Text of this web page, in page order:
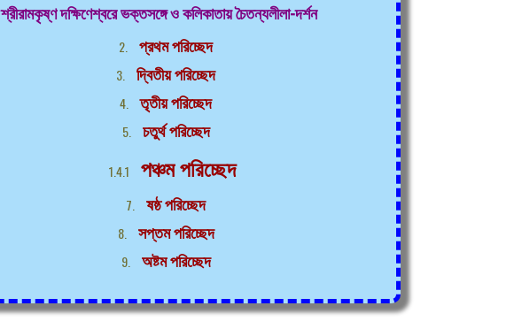
শ্রীরামকৃষ্ণ দক্ষিণেশ্বরে ভক্তসঙ্গে ও কলিকাতায় চৈতন্যলীলা-দর্শন
প্রথম পরিচ্ছেদ
দ্বিতীয় পরিচ্ছেদ
তৃতীয় পরিচ্ছেদ
চতুর্থ পরিচ্ছেদ
পঞ্চম পরিচ্ছেদ
ষষ্ঠ পরিচ্ছেদ
সপ্তম পরিচ্ছেদ
অষ্টম পরিচ্ছেদ